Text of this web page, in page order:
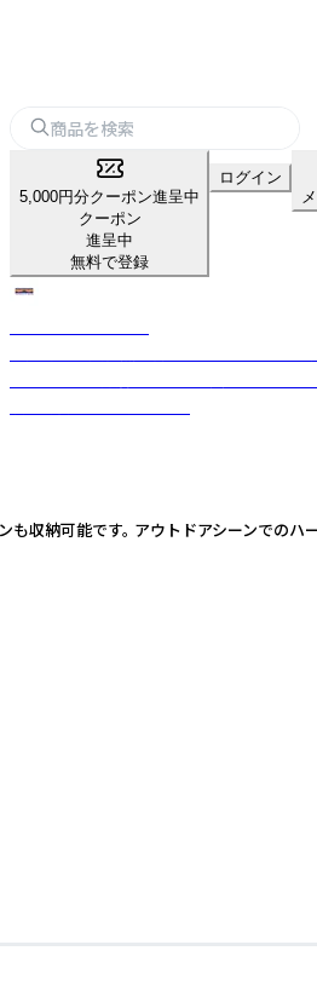
5,000円分クーポン進呈中
クーポン
進呈中
無料で登録
ログイン
可能です。 アウトドアシーン